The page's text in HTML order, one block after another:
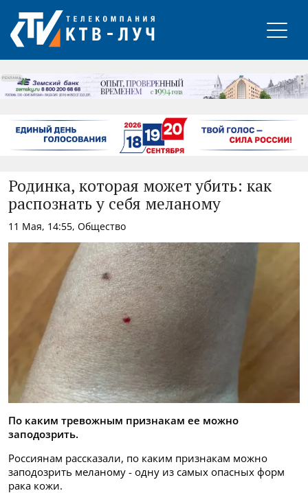
РЕКЛАМА
Родинка, которая может убить: как
распознать у себя меланому
11 Мая, 14:55, Общество
По каким тревожным признакам ее можно
заподозрить.
Россиянам рассказали, по каким признакам можно
заподозрить меланому - одну из самых опасных форм
рака кожи.